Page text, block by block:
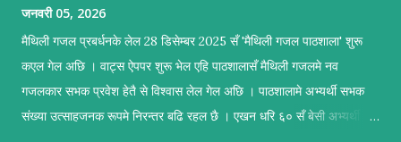
जनवरी 05, 2026
मैथिली गजल प्रबर्धनके लेल 28 डिसेम्बर 2025 सँ 'मैथिली गजल पाठशाला' शुरू
कएल गेल अछि । वाट्स ऐपपर शुरू भेल एहि पाठशालासँ मैथिली गजलमे नव
गजलकार सभक प्रवेश हेतै से विश्वास लेल गेल अछि । पाठशालामे अभ्यर्थी सभक
संख्या उत्साहजनक रूपमे निरन्तर बढि रहल छै । एखन धरि ६० सँ बेसी अभ्यर्थी सब